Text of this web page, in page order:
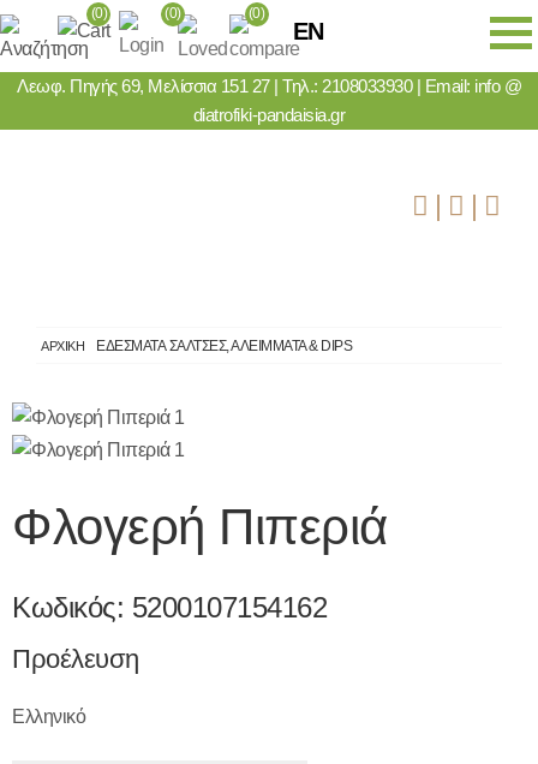
Λεωφ. Πηγής 69, Μελίσσια 151 27| Τηλ.: 2108033930| Email: info @
diatrofiki-pandaisia.gr
| |
(0) (0) (0)
EN
ΑΡΧΙΚΗ ΕΔΕΣΜΑΤΑ ΣΆΛΤΣΕΣ, ΑΛΕΊΜΜΑΤΑ & DIPS
Φλογερή Πιπεριά
Κωδικός: 5200107154162
Προέλευση
Ελληνικό